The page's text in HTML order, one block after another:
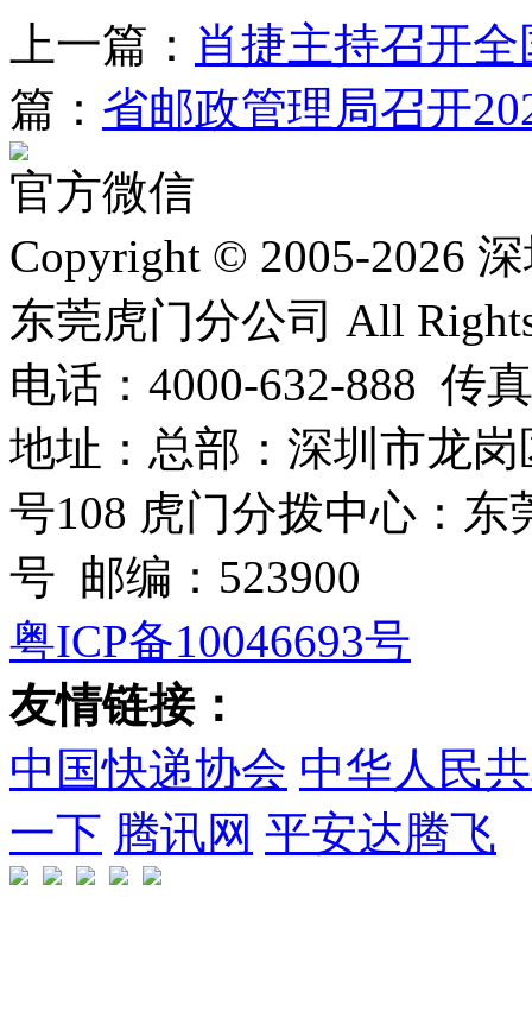
上一篇： 肖捷主持召开
篇： 省邮政管理局召开
官方微信
Copyright © 2005-2026
东莞虎门分公司 All
电话：4000-632-888 传
地址：总部：深圳市龙
号108 虎门分拨中心：
号 邮编：523900
粤ICP备10046693号
友情链接：
中国快递协会 中华人民
一下 腾讯网 平安达腾飞